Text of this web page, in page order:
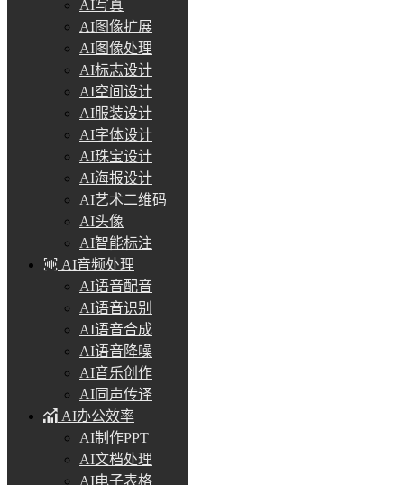
AI写真
AI图像扩展
AI图像处理
AI标志设计
AI空间设计
AI服装设计
AI字体设计
AI珠宝设计
AI海报设计
AI艺术二维码
AI头像
AI智能标注
AI音频处理
AI语音配音
AI语音识别
AI语音合成
AI语音降噪
AI音乐创作
AI同声传译
AI办公效率
AI制作PPT
AI文档处理
AI电子表格